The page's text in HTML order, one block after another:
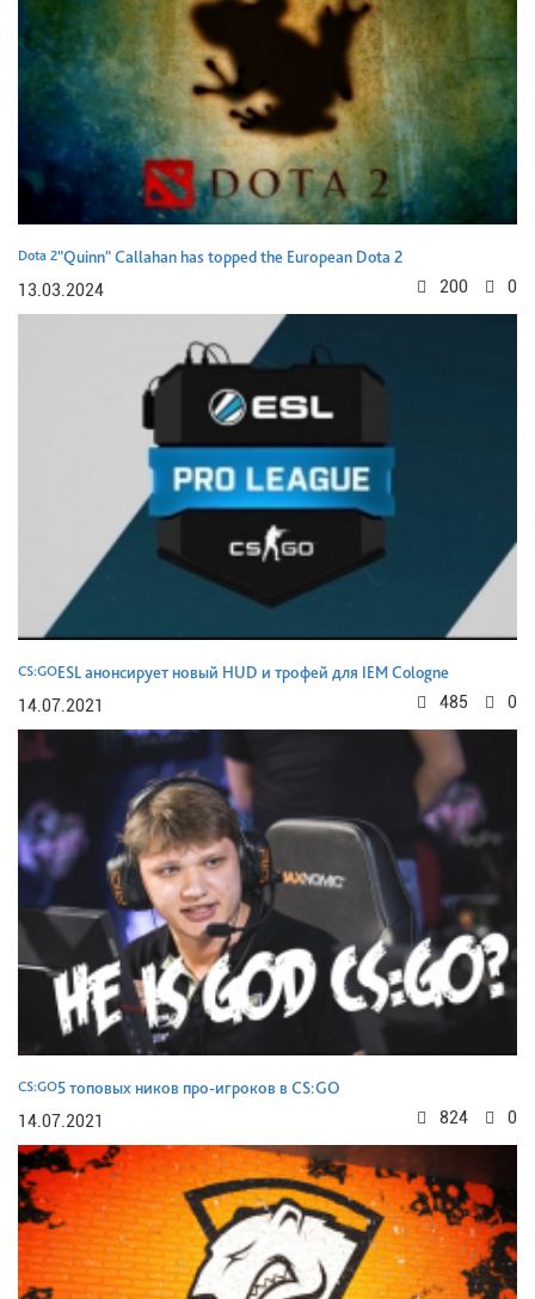
Dota 2"Quinn" Callahan has topped the European Dota 2
13.03.2024
0
200
CS:GOESL анонсирует новый HUD и трофей для IEM Cologne
14.07.2021
0
485
CS:GO5 топовых ников про-игроков в CS:GO
14.07.2021
0
824